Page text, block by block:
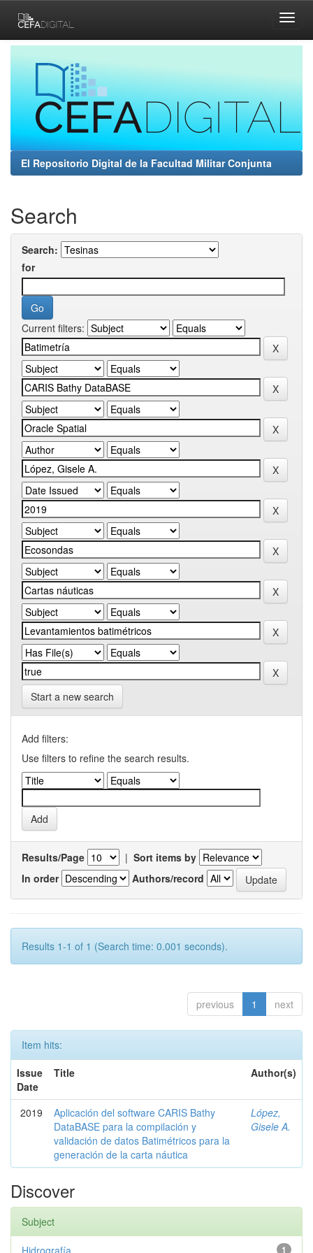
navigation
El Repositorio Digital de la Facultad Militar Conjunta
Search
Search:
for
Current filters:
Start a new search
Add filters:
Use filters to refine the search results.
Results/Page | Sort items by
In order
Authors/record
Results 1-1 of 1 (Search time: 0.001 seconds).
previous 1 next
Item hits:
Issue
Date
Title Author(s)
2019
Aplicación del software CARIS Bathy
DataBASE para la compilación y
validación de datos Batimétricos para la
generación de la carta náutica
López,
Gisele A.
Discover
Subject
1
Hidrografía